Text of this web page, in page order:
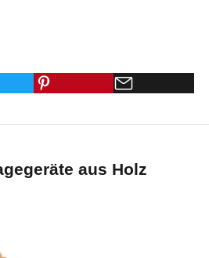
aus Holz